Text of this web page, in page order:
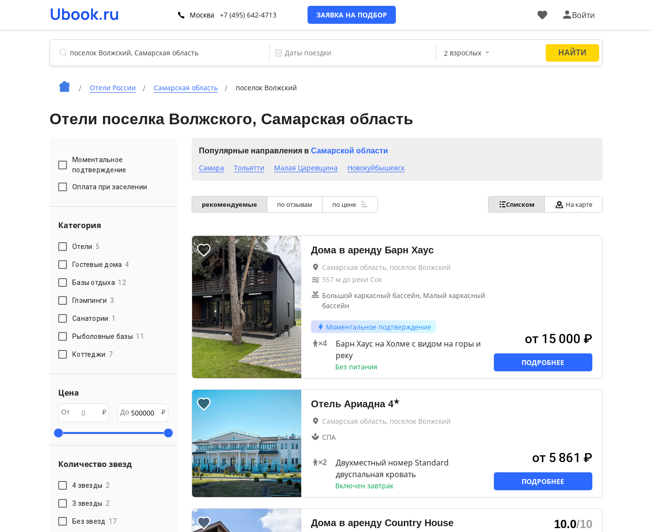
Москва +7 (495) 642-4713 ЗАЯВКА НА ПОДБОР Войти
Отели России Самарская область поселок Волжский
Отели поселка Волжского, Самарская область
Моментальное
подтверждение
Оплата при заселении
Категория
Отели 5
Гостевые дома 4
Базы отдыха 12
Глэмпинги 3
Санатории 1
Рыболовные базы 11
Коттеджи 7
Цена
От ₽ До ₽
Количество звезд
4 звезды 2
3 звезды 2
Без звезд 17
Популярные направления в Самарской области
Самара Тольятти Малая Царевщина Новокуйбышевск
рекомендуемые по отзывам по цене Списком На карте
Дома в аренду Барн Хаус
Самарская область, поселок Волжский
557м до реки Сок
Большой каркасный бассейн, Малый каркасный
бассейн
Моментальное подтверждение
×4
Барн Хаус на Холме с видом на горы и
реку
Без питания
от 15 000 ₽
ПОДРОБНЕЕ
Отель Ариадна 4★
Самарская область, поселок Волжский
СПА
×2
Двухместный номер Standard
двуспальная кровать
Включен завтрак
от 5 861 ₽
ПОДРОБНЕЕ
Дома в аренду Country House 10.0/10